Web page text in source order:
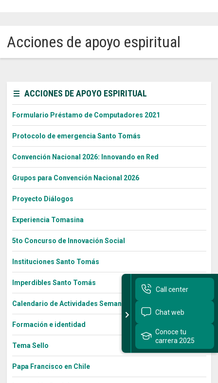
English Version
Egresados
Admisión
Chat
Acciones de apoyo espiritual
ACCIONES DE APOYO ESPIRITUAL
Formulario Préstamo de Computadores 2021
Protocolo de emergencia Santo Tomás
Convención Nacional 2026: Innovando en Red
Grupos para Convención Nacional 2026
Proyecto Diálogos
Experiencia Tomasina
5to Concurso de Innovación Social
Instituciones Santo Tomás
Imperdibles Santo Tomás
Calendario de Actividades Semana Bienestar 2022
Formación e identidad
Tema Sello
Papa Francisco en Chile
Call center
Chat web
Conoce tu
carrera 2025